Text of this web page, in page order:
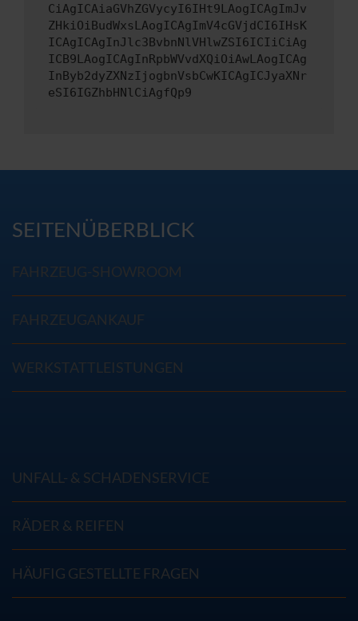
CiAgICAiaGVhZGVycyI6IHt9LAogICAgImJv
ZHkiOiBudWxsLAogICAgImV4cGVjdCI6IHsK
ICAgICAgInJlc3BvbnNlVHlwZSI6ICIiCiAg
ICB9LAogICAgInRpbWVvdXQiOiAwLAogICAg
InByb2dyZXNzIjogbnVsbCwKICAgICJyaXNr
eSI6IGZhbHNlCiAgfQp9
SEITENÜBERBLICK
FAHRZEUG-SHOWROOM
FAHRZEUGANKAUF
WERKSTATTLEISTUNGEN
UNFALL- & SCHADENSERVICE
RÄDER & REIFEN
HÄUFIG GESTELLTE FRAGEN